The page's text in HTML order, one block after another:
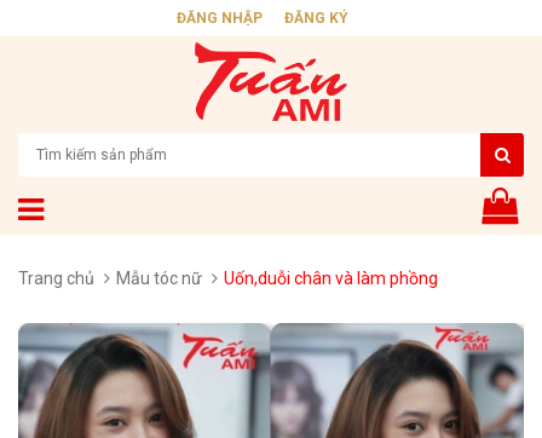
ĐĂNG NHẬP ĐĂNG KÝ
Trang chủ Mẫu tóc nữ Uốn,duỗi chân và làm phồng